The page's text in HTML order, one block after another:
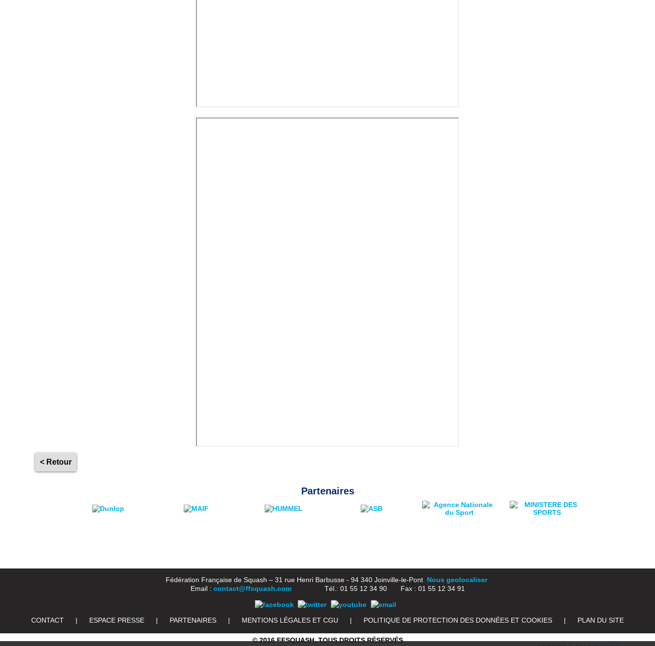
< Retour
Partenaires
Fédération Française de Squash – 31 rue Henri Barbusse - 94 340 Joinville-le-Pont Nous geolocaliser
Email : contact@ffsquash.comTél.: 01 55 12 34 90 Fax : 01 55 12 34 91
CONTACT | ESPACE PRESSE | PARTENAIRES | MENTIONS LÉGALES ET CGU | POLITIQUE DE PROTECTION DES DONNÉES ET COOKIES | PLAN DU SITE
© 2016 FFSQUASH. TOUS DROITS RÉSERVÉS